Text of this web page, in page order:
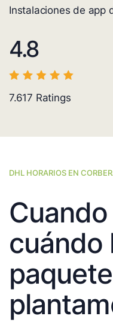
Instalaciones de app
4.8
7.617 Ratings
DHL HORARIOS EN
cuándo